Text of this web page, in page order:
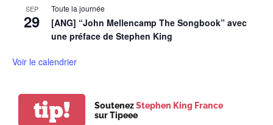
SEP
29
Toute la journée
[ANG] “John Mellencamp The Songbook” avec
une préface de Stephen King
Voir le calendrier
tip! SoutenezStephen King France
sur Tipeee